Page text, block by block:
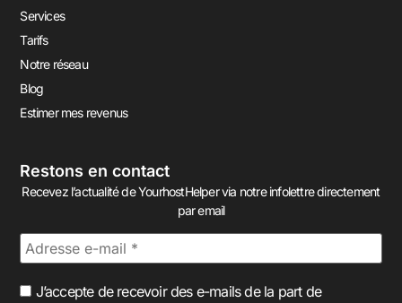
Services
Tarifs
Notre réseau
Blog
Estimer mes revenus
Restons en contact
Recevez l’actualité de YourhostHelper via notre infolettre directement
par email
J’accepte de recevoir des e-mails de la part de